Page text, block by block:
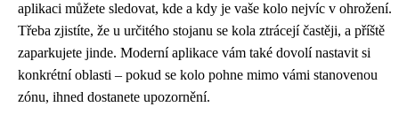
aplikaci můžete sledovat, kde a kdy je vaše kolo nejvíc v ohrožení.
Třeba zjistíte, že u určitého stojanu se kola ztrácejí častěji, a příště
zaparkujete jinde. Moderní aplikace vám také dovolí nastavit si
konkrétní oblasti – pokud se kolo pohne mimo vámi stanovenou
zónu, ihned dostanete upozornění.